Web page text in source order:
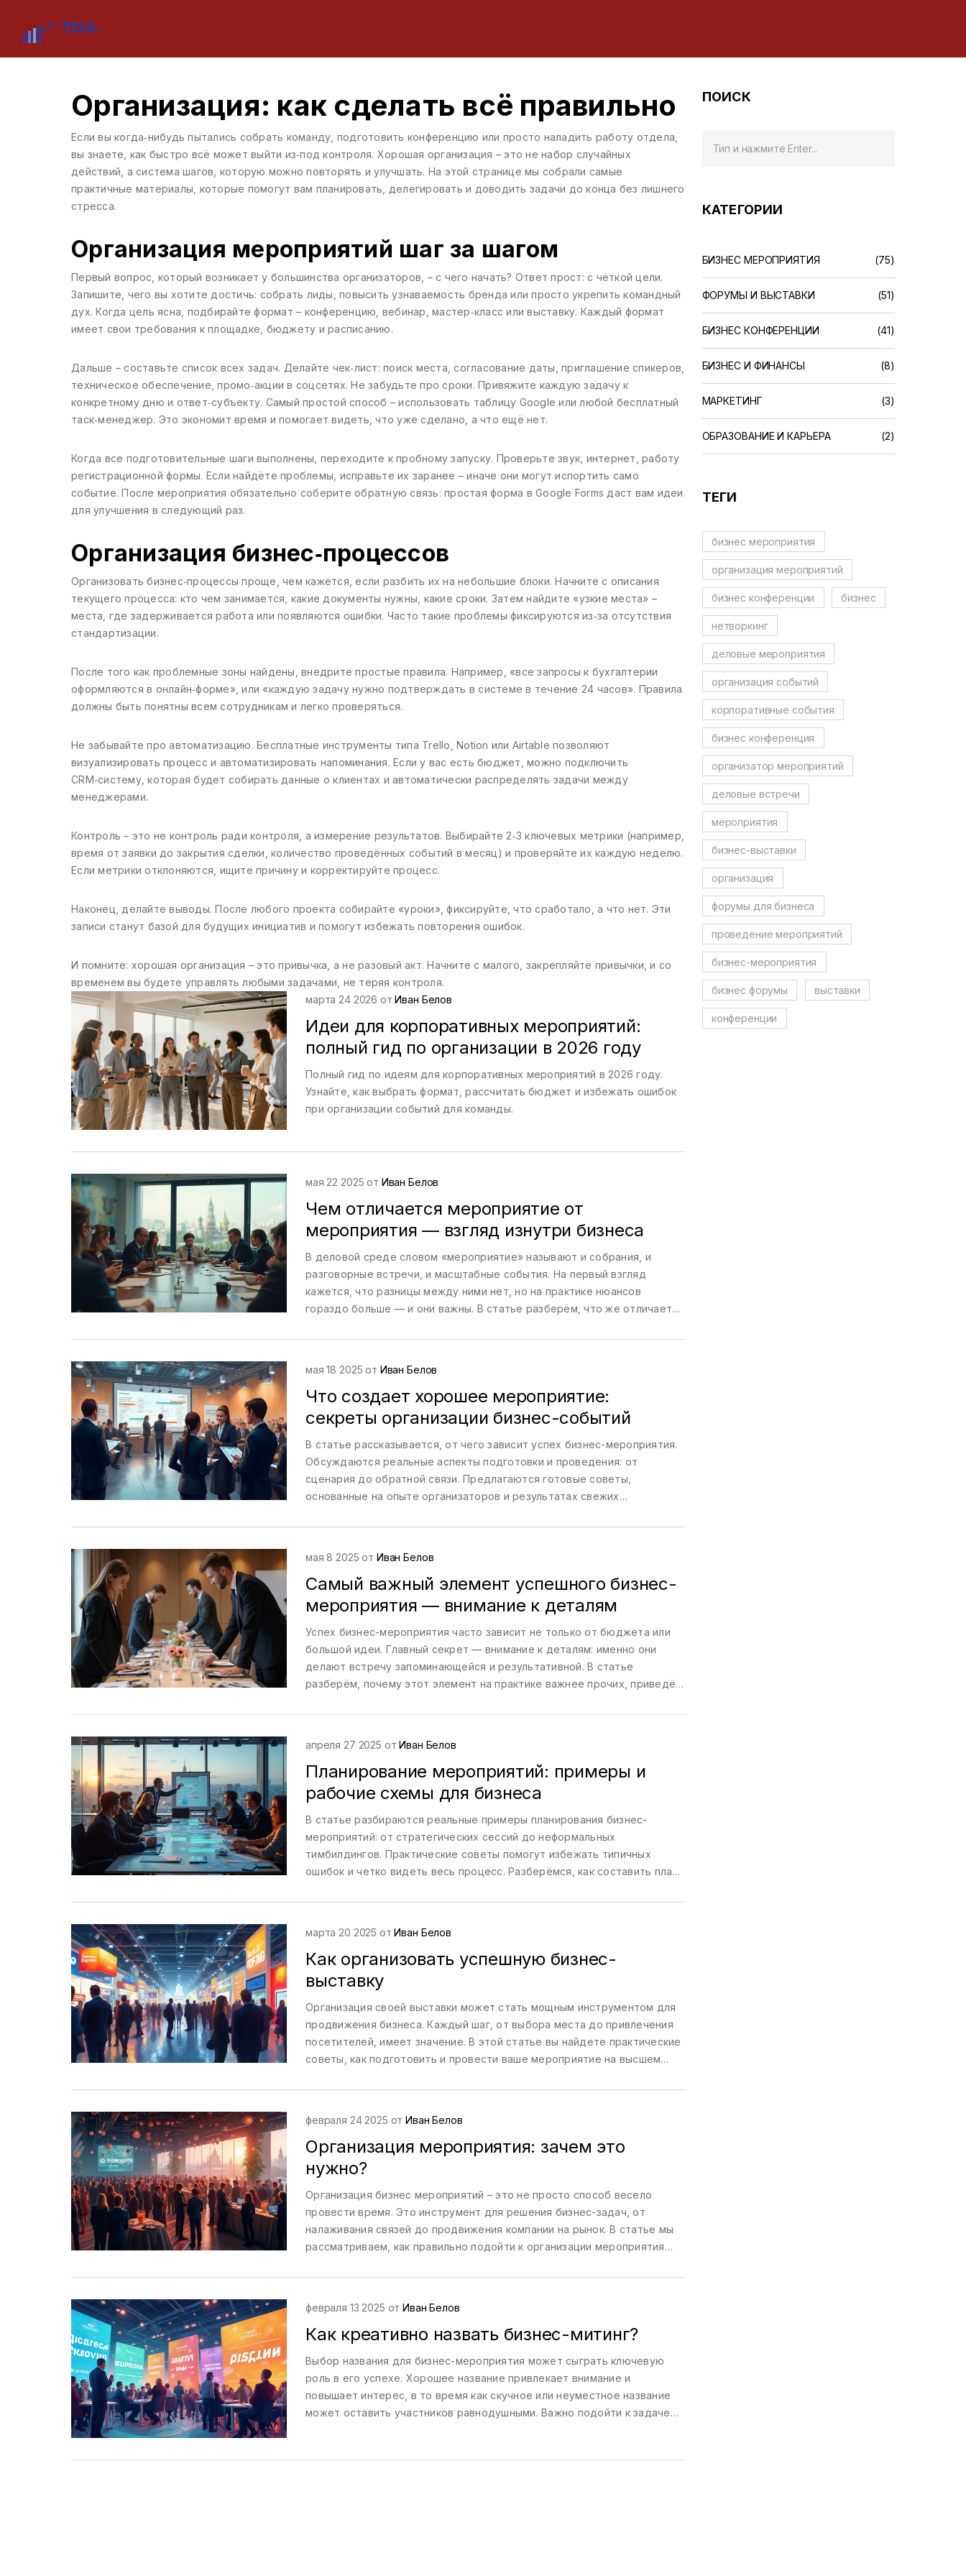
Организация: как сделать всё правильно
Если вы когда‑нибудь пытались собрать команду, подготовить конференцию или просто наладить работу отдела,
вы знаете, как быстро всё может выйти из‑под контроля. Хорошая организация – это не набор случайных
действий, а система шагов, которую можно повторять и улучшать. На этой странице мы собрали самые
практичные материалы, которые помогут вам планировать, делегировать и доводить задачи до конца без лишнего
стресса.
Организация мероприятий шаг за шагом
Первый вопрос, который возникает у большинства организаторов, – с чего начать? Ответ прост: с чёткой цели.
Запишите, чего вы хотите достичь: собрать лиды, повысить узнаваемость бренда или просто укрепить командный
дух. Когда цель ясна, подбирайте формат – конференцию, вебинар, мастер‑класс или выставку. Каждый формат
имеет свои требования к площадке, бюджету и расписанию.
Дальше – составьте список всех задач. Делайте чек‑лист: поиск места, согласование даты, приглашение спикеров,
техническое обеспечение, промо‑акции в соцсетях. Не забудьте про сроки. Привяжите каждую задачу к
конкретному дню и ответ‑субъекту. Самый простой способ – использовать таблицу Google или любой бесплатный
таск‑менеджер. Это экономит время и помогает видеть, что уже сделано, а что ещё нет.
Когда все подготовительные шаги выполнены, переходите к пробному запуску. Проверьте звук, интернет, работу
регистрационной формы. Если найдёте проблемы, исправьте их заранее – иначе они могут испортить само
событие. После мероприятия обязательно соберите обратную связь: простая форма в Google Forms даст вам идеи
для улучшения в следующий раз.
Организация бизнес‑процессов
Организовать бизнес‑процессы проще, чем кажется, если разбить их на небольшие блоки. Начните с описания
текущего процесса: кто чем занимается, какие документы нужны, какие сроки. Затем найдите «узкие места» –
места, где задерживается работа или появляются ошибки. Часто такие проблемы фиксируются из‑за отсутствия
стандартизации.
После того как проблемные зоны найдены, внедрите простые правила. Например, «все запросы к бухгалтерии
оформляются в онлайн‑форме», или «каждую задачу нужно подтверждать в системе в течение 24 часов». Правила
должны быть понятны всем сотрудникам и легко проверяться.
Не забывайте про автоматизацию. Бесплатные инструменты типа Trello, Notion или Airtable позволяют
визуализировать процесс и автоматизировать напоминания. Если у вас есть бюджет, можно подключить
CRM‑систему, которая будет собирать данные о клиентах и автоматически распределять задачи между
менеджерами.
Контроль – это не контроль ради контроля, а измерение результатов. Выбирайте 2‑3 ключевых метрики (например,
время от заявки до закрытия сделки, количество проведённых событий в месяц) и проверяйте их каждую неделю.
Если метрики отклоняются, ищите причину и корректируйте процесс.
Наконец, делайте выводы. После любого проекта собирайте «уроки», фиксируйте, что сработало, а что нет. Эти
записи станут базой для будущих инициатив и помогут избежать повторения ошибок.
И помните: хорошая организация – это привычка, а не разовый акт. Начните с малого, закрепляйте привычки, и со
временем вы будете управлять любыми задачами, не теряя контроля.
марта 24 2026 отИван Белов
Идеи для корпоративных мероприятий:
полный гид по организации в 2026 году
Полный гид по идеям для корпоративных мероприятий в 2026 году.
Узнайте, как выбрать формат, рассчитать бюджет и избежать ошибок
при организации событий для команды.
мая 22 2025 от Иван Белов
Чем отличается мероприятие от
мероприятия — взгляд изнутри бизнеса
В деловой среде словом «мероприятие» называют и собрания, и
разговорные встречи, и масштабные события. На первый взгляд
кажется, что разницы между ними нет, но на практике нюансов
гораздо больше — и они важны. В статье разберём, что же отличает
подобрать подходящий сценарий для своей компании. Поделимся
пустую трату времени и денег.
мая 18 2025 от Иван Белов
Что создает хорошее мероприятие:
секреты организации бизнес-событий
В статье рассказывается, от чего зависит успех бизнес-мероприятия.
Обсуждаются реальные аспекты подготовки и проведения: от
сценария до обратной связи. Предлагаются готовые советы,
основанные на опыте организаторов и результатах свежих
вложения в событие. Разбираются детали, которые часто игнорируют
мая 8 2025 от Иван Белов
Самый важный элемент успешного бизнес-
мероприятия — внимание к деталям
Успех бизнес-мероприятия часто зависит не только от бюджета или
большой идеи. Главный секрет — внимание к деталям: именно они
делают встречу запоминающейся и результативной. В статье
разберём, почему этот элемент на практике важнее прочих, приведём
лайфхаками для организаторов, чтобы всё прошло без сбоев. Узнайте,
апреля 27 2025 отИван Белов
Планирование мероприятий: примеры и
рабочие схемы для бизнеса
В статье разбираются реальные примеры планирования бизнес-
мероприятий: от стратегических сессий до неформальных
тимбилдингов. Практические советы помогут избежать типичных
ошибок и четко видеть весь процесс. Разберёмся, как составить план,
истории успеха и провалов. Читатель найдёт инсайты, которые
марта 20 2025 отИван Белов
Как организовать успешную бизнес-
выставку
Организация своей выставки может стать мощным инструментом для
продвижения бизнеса. Каждый шаг, от выбора места до привлечения
посетителей, имеет значение. В этой статье вы найдете практические
советы, как подготовить и провести ваше мероприятие на высшем
февраля 24 2025 отИван Белов
Организация мероприятия: зачем это
нужно?
Организация бизнес мероприятий – это не просто способ весело
провести время. Это инструмент для решения бизнес-задач, от
налаживания связей до продвижения компании на рынок. В статье мы
рассматриваем, как правильно подойти к организации мероприятия
выбор формата, и адаптация под специфики аудитории – все это
февраля 13 2025 отИван Белов
Как креативно назвать бизнес-митинг?
Выбор названия для бизнес-мероприятия может сыграть ключевую
роль в его успехе. Хорошее название привлекает внимание и
повышает интерес, в то время как скучное или неуместное название
может оставить участников равнодушными. Важно подойти к задаче
название для вашего события.
ПОИСК
КАТЕГОРИИ
БИЗНЕС МЕРОПРИЯТИЯ (75)
ФОРУМЫ И ВЫСТАВКИ (51)
БИЗНЕС КОНФЕРЕНЦИИ (41)
БИЗНЕС И ФИНАНСЫ (8)
МАРКЕТИНГ (3)
ОБРАЗОВАНИЕ И КАРЬЕРА (2)
ТЕГИ
бизнес мероприятия
организация мероприятий
бизнес конференции бизнес
нетворкинг
деловые мероприятия
организация событий
корпоративные события
бизнес конференция
организатор мероприятий
деловые встречи
мероприятия
бизнес-выставки
организация
форумы для бизнеса
проведение мероприятий
бизнес-мероприятия
бизнес форумы выставки
конференции